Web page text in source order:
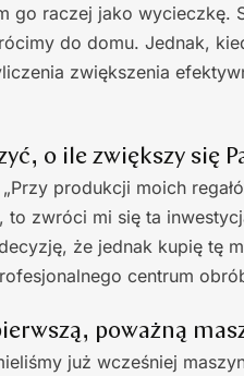
go raczej jako wycieczkę.
do domu. Jednak,
zwiększenia
o ile zwiększy się
„Przy produkcji moich
to zwróci mi się ta
że jednak kupię tę
centrum
poważną
już wcześniej